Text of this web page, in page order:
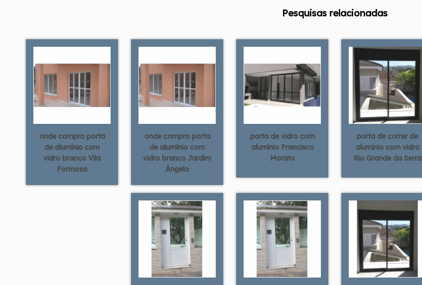
Pesquisas relacionadas
onde compro porta
de alumínio com
vidro branco Vila
Formosa
onde compro porta
de alumínio com
vidro branco Jardim
Ângela
porta de vidro com
alumínio Francisco
Morato
porta de correr de
alumínio com vidro
Rio Grande da Serra